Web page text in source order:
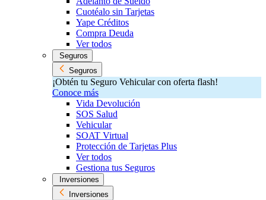
Cuotéalo sin Tarjetas
Yape Créditos
Compra Deuda
Ver todos
Seguros
Seguros
¡Obtén tu Seguro Vehicular con oferta flash!
Conoce más
Vida Devolución
SOS Salud
Vehicular
SOAT Virtual
Protección de Tarjetas Plus
Ver todos
Gestiona tus Seguros
Inversiones
Inversiones